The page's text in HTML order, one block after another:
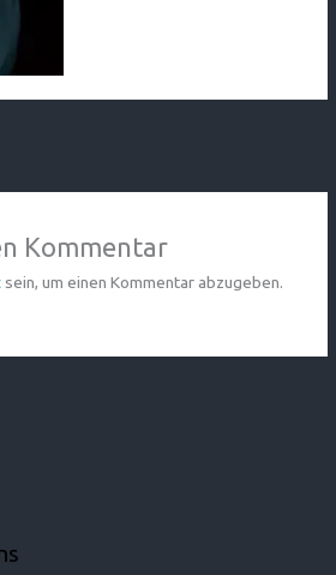
Kommentar
sein, um einen Kommentar abzugeben.